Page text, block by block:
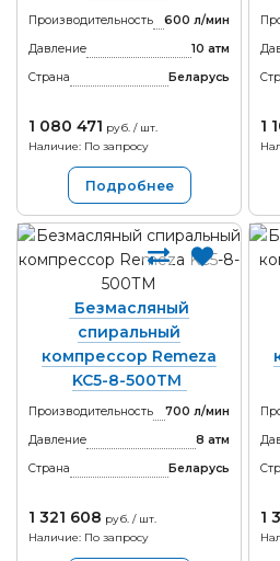
Производительность
600 л/мин
Давление
10 атм
Страна
Беларусь
1 080 471 руб. / шт.
Наличие: По запросу
Подробнее
1
Безмасляный
спиральный
компрессор Remeza
KC5-8-500ТМ
Производительность
700 л/мин
Давление
8 атм
Страна
Беларусь
1 321 608 руб. / шт.
Наличие: По запросу
1